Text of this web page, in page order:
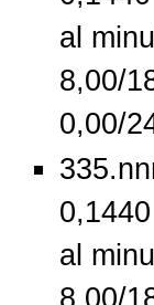
al
8,00/
0,00/
al